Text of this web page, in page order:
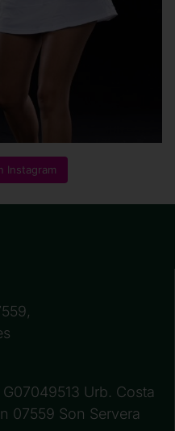
Instagram
Urb. Costa
07559 Son Servera